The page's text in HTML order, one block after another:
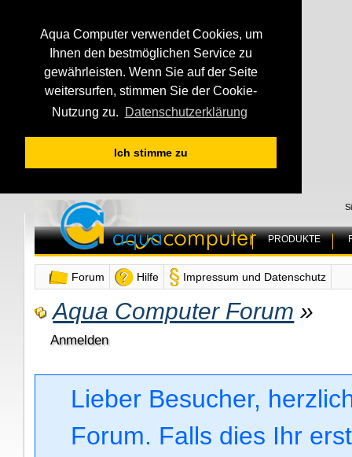
Aqua Computer verwendet Cookies, um
Ihnen den bestmöglichen Service zu
gewährleisten. Wenn Sie auf der Seite
weitersurfen, stimmen Sie der Cookie-
Nutzung zu.
Datenschutzerklärung
Ich stimme zu
PRODUKTE
Forum Hilfe Impressum und Datenschutz
Aqua Computer Forum »
Anmelden
Lieber Besucher,
Forum. Falls dies Ihr